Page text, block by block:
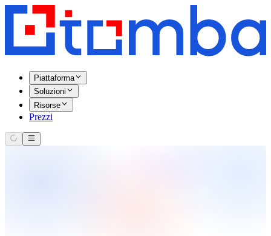
Piattaforma
Soluzioni
Risorse
Prezzi